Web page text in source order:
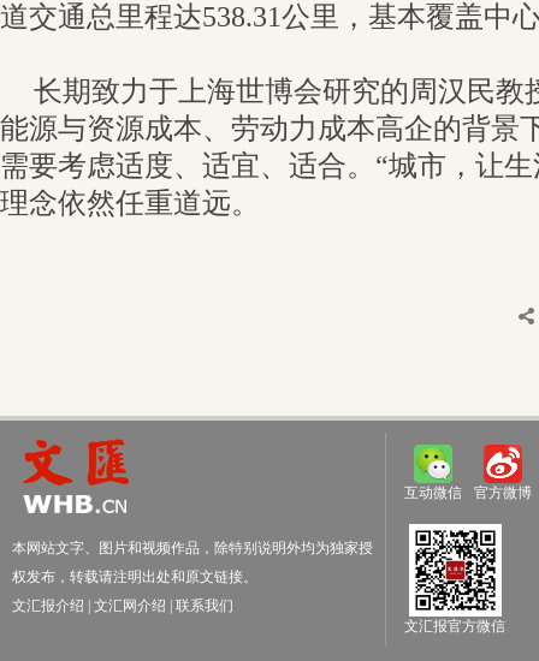
道交通总里程达538.31公里，基本覆盖中
长期致力于上海世博会研究的周汉民教
能源与资源成本、劳动力成本高企的背景
需要考虑适度、适宜、适合。“城市，让
理念依然任重道远。
本网站文字、图片和视频作品，除特别说明外均为独家授
权发布，转载请注明出处和原文链接。
文汇报介绍
文汇网介绍 联系我们
互动微信 官方微博
文汇报官方微信